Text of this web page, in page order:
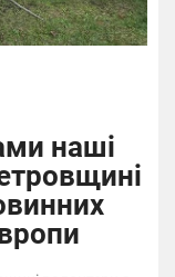
наші